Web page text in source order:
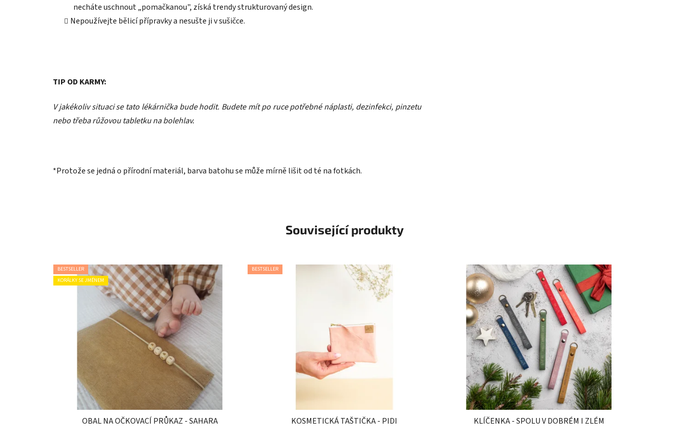
necháte uschnout „pomačkanou", získá trendy strukturovaný design.
Nepoužívejte bělicí přípravky a nesušte ji v sušičce.
TIP OD KARMY:
V jakékoliv situaci se tato lékárnička bude hodit. Budete mít po ruce potřebné náplasti, dezinfekci, pinzetu
nebo třeba růžovou tabletku na bolehlav.
*Protože se jedná o přírodní materiál, barva batohu se může mírně lišit od té na fotkách.
Související produkty
BESTSELLER
KORÁLKY SE JMÉNEM
OBAL NA OČKOVACÍ PRŮKAZ - SAHARA
BESTSELLER
KOSMETICKÁ TAŠTIČKA - PIDI KLÍČENKA - SPOLU V DOBRÉM I ZLÉM